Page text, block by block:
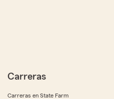
Carreras
Carreras en State Farm